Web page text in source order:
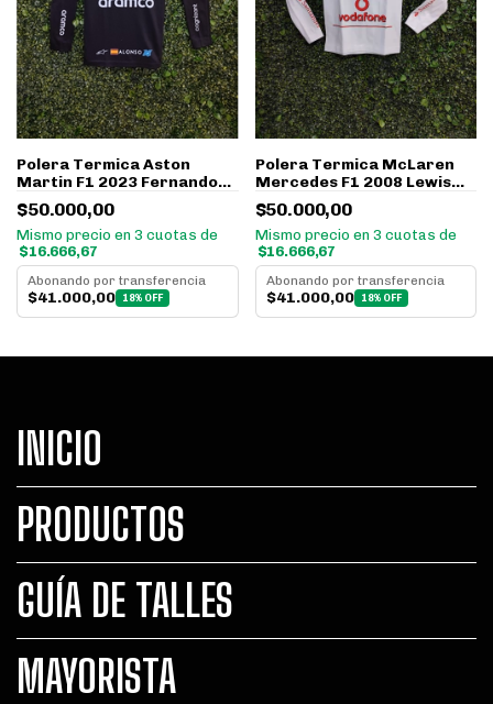
Polera Termica Aston
Martin F1 2023 Fernando
Alonso BE
$50.000,00
Mismo precio en 3 cuotas de
$16.666,67
Abonando por transferencia
$41.000,00 18% OFF
Polera Termica McLaren
Mercedes F1 2008 Lewis
Hamilton Nomex
$50.000,00
Mismo precio en 3 cuotas de
$16.666,67
Abonando por transferencia
$41.000,00 18% OFF
INICIO
PRODUCTOS
GUÍA DE TALLES
MAYORISTA